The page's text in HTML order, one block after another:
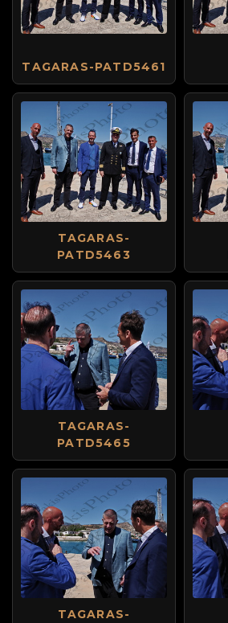
TAGARAS-PATD5461
TAGARAS-
PATD5463
TAGARAS-
PATD5465
TAGARAS-